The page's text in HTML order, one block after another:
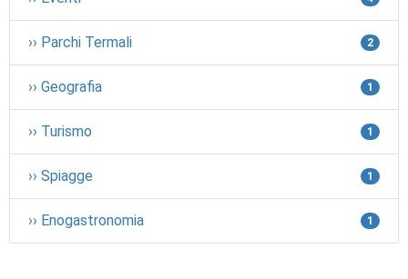
›› Parchi Termali 2
›› Geografia 1
›› Turismo 1
›› Spiagge 1
›› Enogastronomia 1